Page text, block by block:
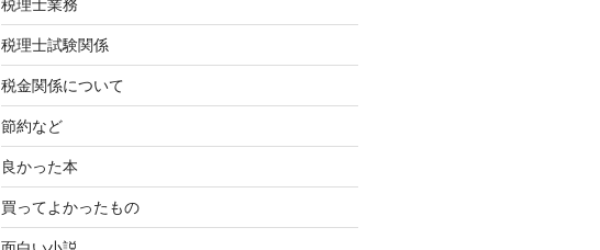
税理士業務
税理士試験関係
税金関係について
節約など
良かった本
買ってよかったもの